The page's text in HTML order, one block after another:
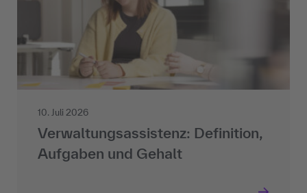
10. Juli 2026
Verwaltungsassistenz: Definition,
Aufgaben und Gehalt